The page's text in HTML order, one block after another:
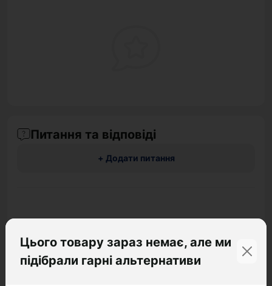
Питання та відповіді
+ Додати питання
першим і задайте своє питання.
Цього товару зараз немає, але ми
підібрали гарні альтернативи